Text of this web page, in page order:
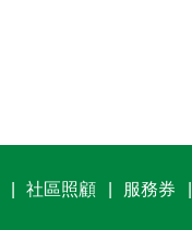
社區照顧 服務券